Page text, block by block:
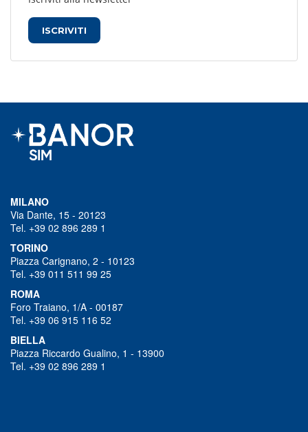
ISCRIVITI
MILANO
Via Dante, 15 - 20123
Tel. +39 02 896 289 1
TORINO
Piazza Carignano, 2 - 10123
Tel. +39 011 511 99 25
ROMA
Foro Traiano, 1/A - 00187
Tel. +39 06 915 116 52
BIELLA
Piazza Riccardo Gualino, 1 - 13900
Tel. +39 02 896 289 1